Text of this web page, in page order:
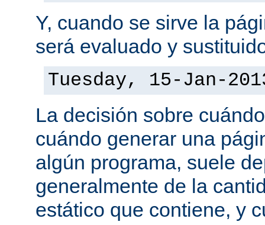
Y, cuando se sirve la
será evaluado y
Tuesday, 15-Jan-
La decisión sobre
cuándo generar una
algún programa, suele
generalmente de la
estático que contiene, y